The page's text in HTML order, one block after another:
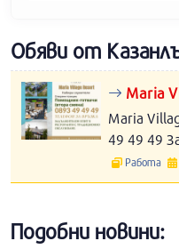
Обяви от
Maria
Maria
49 49 49
Работа
Подобни новини: